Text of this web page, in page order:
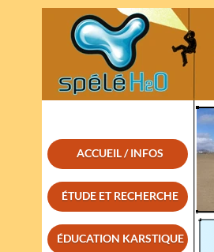
ACCUEIL / INFOS
ÉTUDE ET RECHERCHE
ÉDUCATION KARSTIQUE